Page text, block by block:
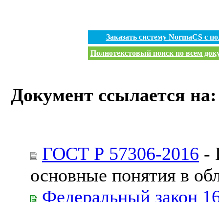
Заказать систему NormaCS с
Полнотекстовый поиск по всем
Документ ссылается на:
ГОСТ Р 57306-2016 -
основные понятия в
Федеральный закон